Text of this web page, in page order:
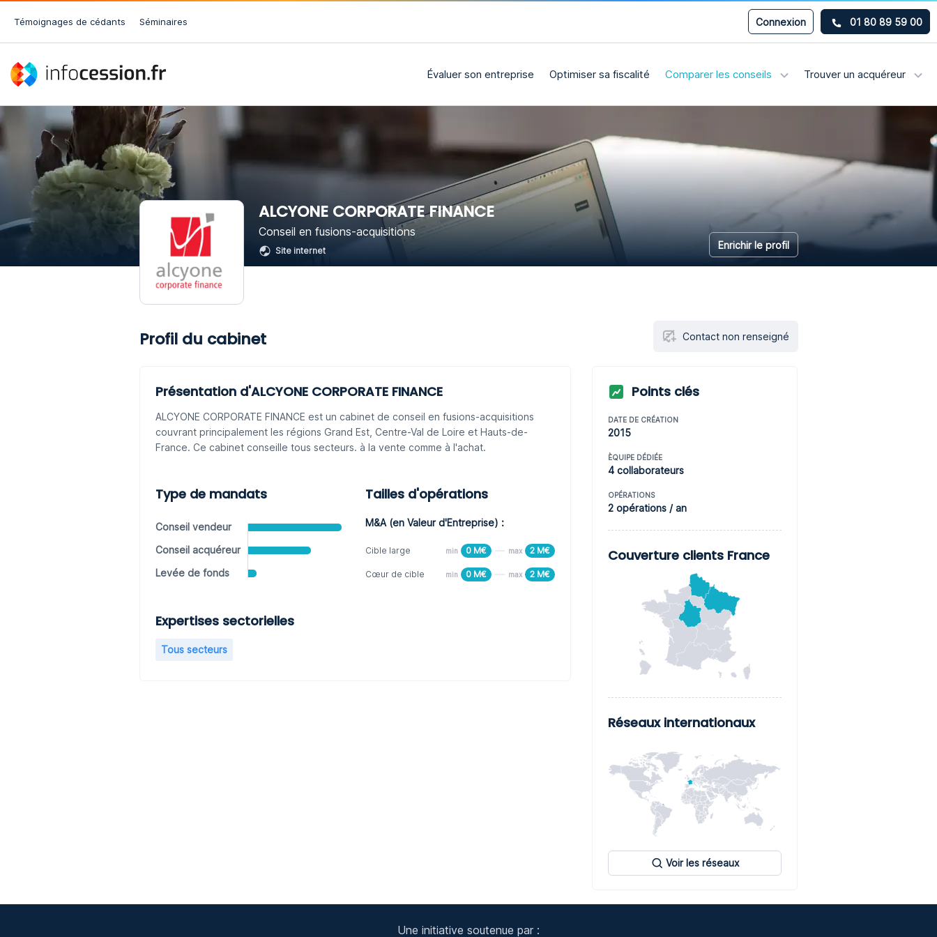
Témoignages de cédants Séminaires Connexion 01 80 89 59 00
Évaluer son entreprise Optimiser sa fiscalité Comparer les conseils Trouver un acquéreur
ALCYONE CORPORATE FINANCE
Conseil en fusions-acquisitions
Site internet Enrichir le profil
Profil du cabinet Contact non renseigné
Présentation d'ALCYONE CORPORATE FINANCE
ALCYONE CORPORATE FINANCE est un cabinet de conseil en fusions-acquisitions
couvrant principalement les régions Grand Est, Centre-Val de Loire et Hauts-de-
France. Ce cabinet conseille tous secteurs. à la vente comme à l'achat.
Type de mandats
Conseil vendeur
Conseil acquéreur
Levée de fonds
Tailles d'opérations
M&A (en Valeur d'Entreprise) :
Cible large min 0 M€ max 2 M€
Cœur de cible min 0 M€ max 2 M€
Expertises sectorielles
Tous secteurs
Points clés
DATE DE CRÉATION
2015
ÈQUIPE DÉDIÉE
4 collaborateurs
OPÉRATIONS
2 opérations / an
Couverture clients France
Réseaux internationaux
Voir les réseaux
Une initiative soutenue par :